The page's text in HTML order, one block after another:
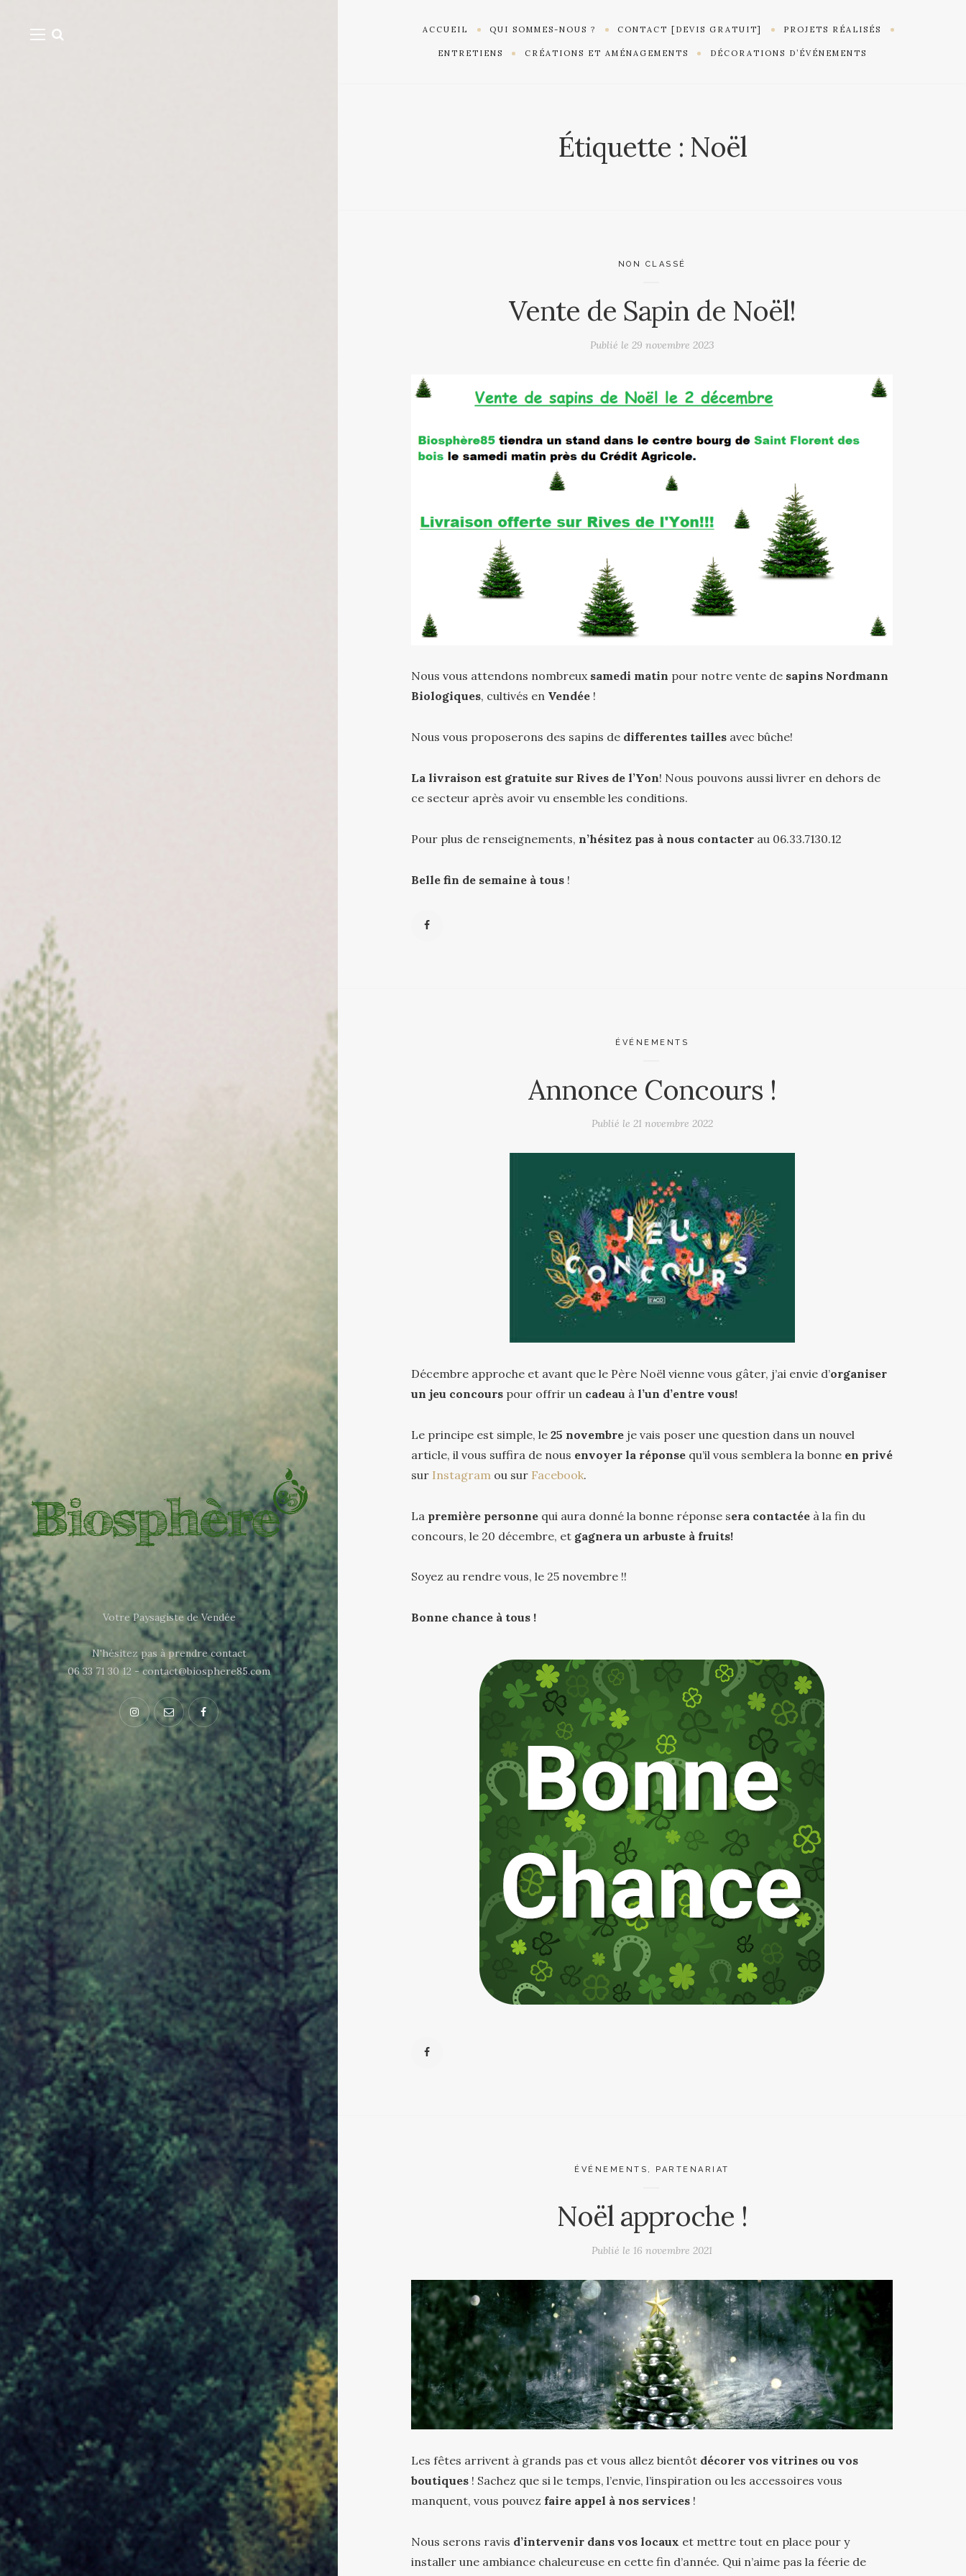
Votre Paysagiste de Vendée
N'hésitez pas à prendre contact
06 33 71 30 12 - contact@biosphere85.com
ACCUEIL QUI SOMMES-NOUS ? CONTACT [DEVIS GRATUIT] PROJETS RÉALISÉS
ENTRETIENS CRÉATIONS ET AMÉNAGEMENTS DÉCORATIONS D’ÉVÉNEMENTS
Étiquette : Noël
NON CLASSÉ
Vente de Sapin de Noël!
Publié le 29 novembre 2023
Nous vous attendons nombreux samedi matin pour notre vente de sapins Nordmann
Biologiques, cultivés en Vendée !
Nous vous proposerons des sapins de differentes tailles avec bûche!
La livraison est gratuite sur Rives de l’Yon! Nous pouvons aussi livrer en dehors de
ce secteur après avoir vu ensemble les conditions.
Pour plus de renseignements, n’hésitez pas à nous contacter au 06.33.7130.12
Belle fin de semaine à tous !
ÉVÉNEMENTS
Annonce Concours !
Publié le 21 novembre 2022
Décembre approche et avant que le Père Noël vienne vous gâter, j’ai envie d’organiser
un jeu concours pour offrir un cadeau àl’un d’entre vous!
Le principe est simple, le25 novembre je vais poser une question dans un nouvel
article, il vous suffira de nous envoyer la réponse qu’il vous semblera la bonne en privé
sur Instagram ou sur Facebook.
La première personne qui aura donné la bonne réponse sera contactée à la fin du
concours, le 20 décembre, et gagnera un arbuste à fruits!
Soyez au rendre vous, le 25 novembre !!
Bonne chance à tous !
ÉVÉNEMENTS , PARTENARIAT
Noël approche !
Publié le 16 novembre 2021
Les fêtes arrivent à grands pas et vous allez bientôt décorer vos vitrines ou vos
boutiques ! Sachez que si le temps, l’envie, l’inspiration ou les accessoires vous
manquent, vous pouvez faire appel à nos services !
Nous serons ravis d’intervenir dans vos locaux et mettre tout en place pour y
installer une ambiance chaleureuse en cette fin d’année. Qui n’aime pas la féerie de